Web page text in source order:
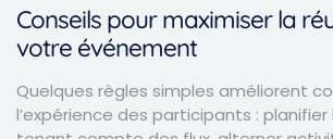
Conseils pour maximiser la
votre événement
Quelques règles simples améliorent
l’expérience des participants : planifier